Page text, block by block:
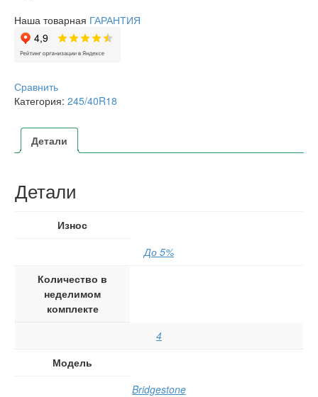
Наша товарная ГАРАНТИЯ
Сравнить
Категория: 245/40R18
Детали
Детали
Износ
До 5%
Количество в
неделимом
комплекте
4
Модель
Bridgestone